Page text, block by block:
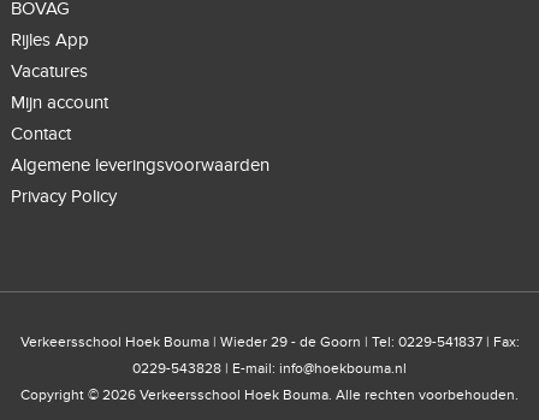
BOVAG
Rijles App
Vacatures
Mijn account
Contact
Algemene leveringsvoorwaarden
Privacy Policy
Verkeersschool Hoek Bouma | Wieder 29 - de Goorn | Tel: 0229-541837 | Fax:
0229-543828 | E-mail: info@hoekbouma.nl
Copyright © 2026 Verkeersschool Hoek Bouma. Alle rechten voorbehouden.